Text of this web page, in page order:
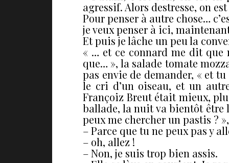
agressif. Alors destresse, on
Pour penser à autre chose…
je veux penser à ici,
Et puis je lâche un peu la
« … et ce connard me dit que
que… », la salade tomate
pas envie de demander, « et
le cri d’un oiseau, et un
Françoiz Breut était mieux,
ballade, la nuit va bientôt être
peux me chercher un pastis ?
– Parce que tu ne peux pas y
– oh, allez !
– Non, je suis trop bien assis.